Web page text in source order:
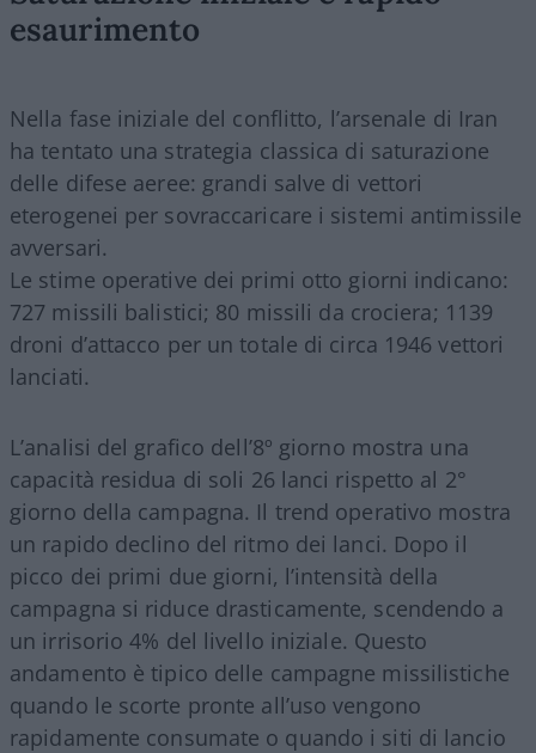
esaurimento
Nella fase iniziale del conflitto, l’arsenale di Iran
ha tentato una strategia classica di saturazione
delle difese aeree: grandi salve di vettori
eterogenei per sovraccaricare i sistemi antimissile
avversari.
Le stime operative dei primi otto giorni indicano:
727 missili balistici; 80 missili da crociera; 1139
droni d’attacco per un totale di circa 1946 vettori
lanciati.
L’analisi del grafico dell’8º giorno mostra una
capacità residua di soli 26 lanci rispetto al 2°
giorno della campagna. Il trend operativo mostra
un rapido declino del ritmo dei lanci. Dopo il
picco dei primi due giorni, l’intensità della
campagna si riduce drasticamente, scendendo a
un irrisorio 4% del livello iniziale. Questo
andamento è tipico delle campagne missilistiche
quando le scorte pronte all’uso vengono
rapidamente consumate o quando i siti di lancio